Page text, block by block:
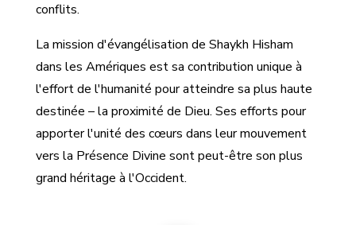
conflits.
La mission d'évangélisation de Shaykh Hisham
dans les Amériques est sa contribution unique à
l'effort de l'humanité pour atteindre sa plus haute
destinée – la proximité de Dieu. Ses efforts pour
apporter l'unité des cœurs dans leur mouvement
vers la Présence Divine sont peut-être son plus
grand héritage à l'Occident.